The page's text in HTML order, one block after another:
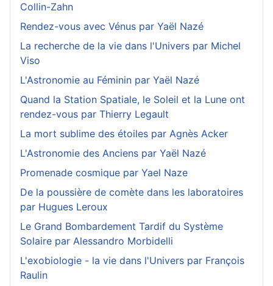
Collin-Zahn
Rendez-vous avec Vénus par Yaël Nazé
La recherche de la vie dans l'Univers par Michel
Viso
L'Astronomie au Féminin par Yaël Nazé
Quand la Station Spatiale, le Soleil et la Lune ont
rendez-vous par Thierry Legault
La mort sublime des étoiles par Agnès Acker
L'Astronomie des Anciens par Yaël Nazé
Promenade cosmique par Yael Naze
De la poussière de comète dans les laboratoires
par Hugues Leroux
Le Grand Bombardement Tardif du Système
Solaire par Alessandro Morbidelli
L'exobiologie - la vie dans l'Univers par François
Raulin